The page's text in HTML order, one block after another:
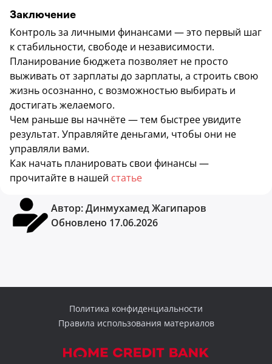
Заключение
Контроль за личными финансами — это первый шаг
к стабильности, свободе и независимости.
Планирование бюджета позволяет не просто
выживать от зарплаты до зарплаты, а строить свою
жизнь осознанно, с возможностью выбирать и
достигать желаемого.
Чем раньше вы начнёте — тем быстрее увидите
результат. Управляйте деньгами, чтобы они не
управляли вами.
Как начать планировать свои финансы —
прочитайте в нашей статье
Автор:Динмухамед Жагипаров
Обновлено 17.06.2026
Политика конфиденциальности
Правила использования материалов